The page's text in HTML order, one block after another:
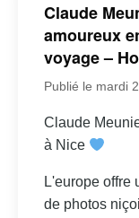
Claude
amoureux
voyage –
Publié le mardi
Claude
à Nice
L'europe offre
de photos